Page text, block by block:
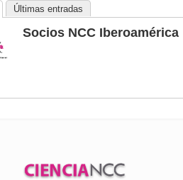
Últimas entradas
Socios NCC Iberoamérica